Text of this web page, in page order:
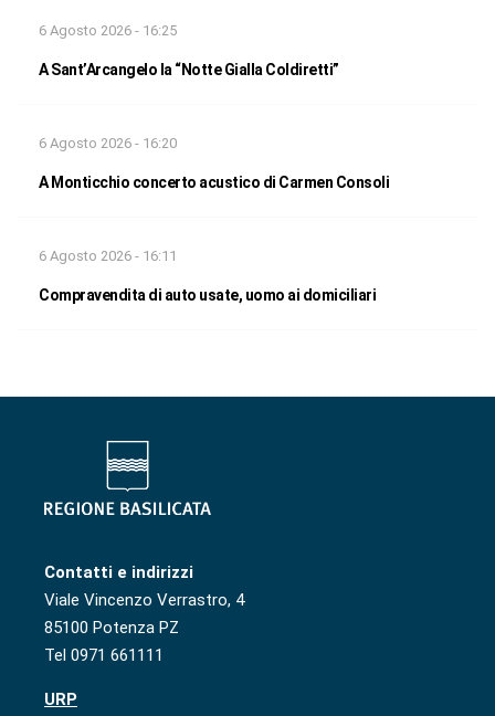
6 Agosto 2026 - 16:25
A Sant’Arcangelo la “Notte Gialla Coldiretti”
6 Agosto 2026 - 16:20
A Monticchio concerto acustico di Carmen Consoli
6 Agosto 2026 - 16:11
Compravendita di auto usate, uomo ai domiciliari
Contatti e indirizzi
Viale Vincenzo Verrastro, 4
85100 Potenza PZ
Tel 0971 661111
URP